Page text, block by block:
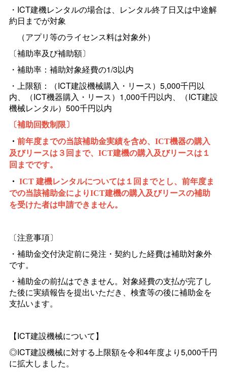
・ICT建機レンタルの場合は、レンタル終了日又は中途解
約日までが対象
（アプリ等のライセンス料は対象外）
〔補助率及び補助額〕
・補助率：補助対象経費の1/3以内
・上限額：（ICT建設機械購入・リース）5,000千円以
内、（ICT機器購入・リース）1,000千円以内、（ICT建設
機械レンタル）500千円以内
〔補助回数制限〕
・ 前年度までの当該補助金実績を含め、ICT機器の購入
及びリースは３回まで、ICT建機の購入及びリースは１
回までです。
・ ICT 建機レンタルについては１回までとし、前年度ま
での当該補助金によりICT建機の購入及びリースの補助
を受けた者は申請できません。
〔注意事項〕
・補助金交付決定前に発注・契約した経費は補助対象外
です。
・補助金の前払はできません。対象経費の支払が完了し
た後に実績報告を提出いただき、検査等の後に補助金を
支払います。
【ICT建設機械について】
◎ICT建設機械に対する上限額を令和4年度より5,000千円
に拡大しました。